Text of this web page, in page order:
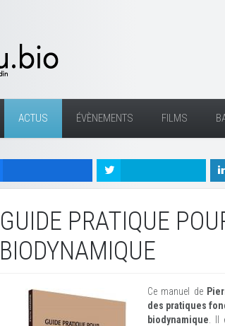
ACTUS ÉVÈNEMENTS FILMS
GUIDE PRATIQUE
BIODYNAMIQUE
Ce manuel de
des pratiques
biodynamique .